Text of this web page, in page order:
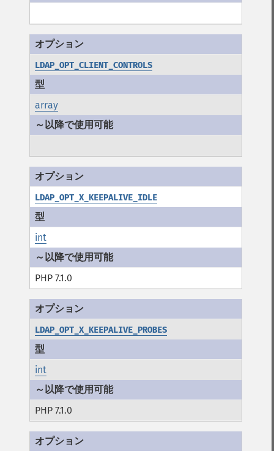
LDAP_OPT_CLIENT_CONTROLS
array
LDAP_OPT_X_KEEPALIVE_IDLE
int
PHP 7.1.0
LDAP_OPT_X_KEEPALIVE_PROBES
int
PHP 7.1.0